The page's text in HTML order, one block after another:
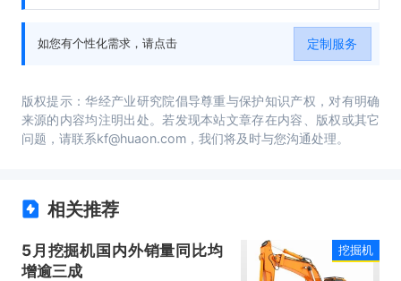
如您有个性化需求，请点击
定制服务
版权提示：华经产业研究院倡导尊重与保护知识产权，对有明确
来源的内容均注明出处。若发现本站文章存在内容、版权或其它
问题，请联系kf@huaon.com，我们将及时与您沟通处理。
相关推荐
5月挖掘机国内外销量同比均
增逾三成
挖掘机